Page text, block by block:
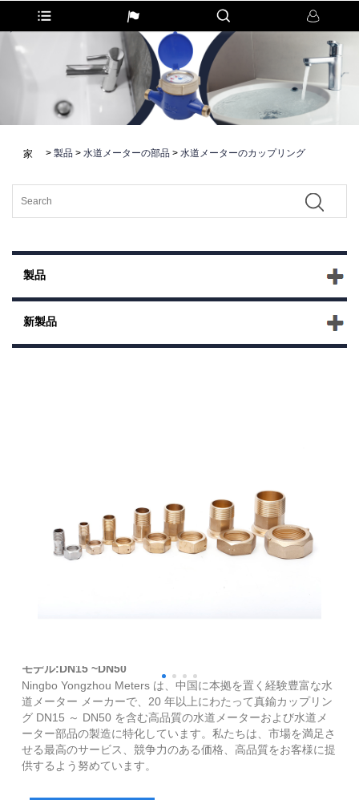
家 > 製品 > 水道メーターの部品 > 水道メーターのカップリング
製品
新製品
モデル:DN15 ~DN50
Ningbo Yongzhou Meters は、中国に本拠を置く経験豊富な水
道メーター メーカーで、20 年以上にわたって真鍮カップリン
グ DN15 ～ DN50 を含む高品質の水道メーターおよび水道メ
ーター部品の製造に特化しています。私たちは、市場を満足さ
せる最高のサービス、競争力のある価格、高品質をお客様に提
供するよう努めています。